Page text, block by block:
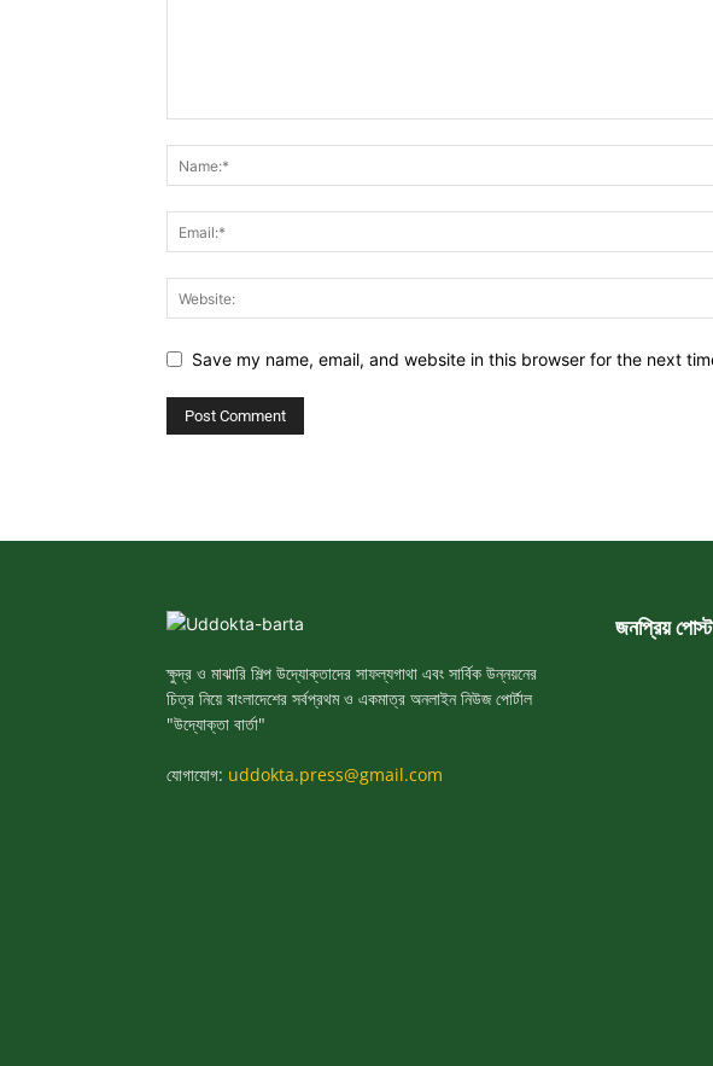
Save my name, email, and website in this browser for the next
ক্ষুদ্র ও মাঝারি শিল্প উদ্যোক্তাদের সাফল্যগাথা এবং সার্বিক উন্নয়নের
চিত্র নিয়ে বাংলাদেশের সর্বপ্রথম ও একমাত্র অনলাইন নিউজ পোর্টাল
"উদ্যোক্তা বার্তা"
যোগাযোগ: uddokta.press@gmail.com
জনপ্রিয়